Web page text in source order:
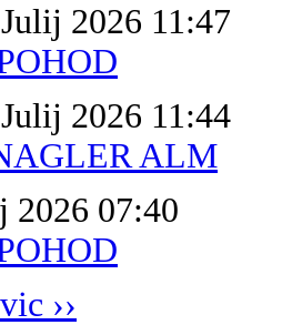
2026 11:47
2026 11:44
ALM
2026 07:40
››